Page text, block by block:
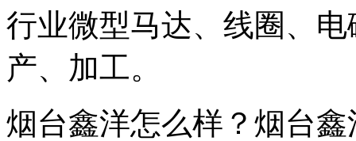
行业微型马达、线圈、
产、加工。
烟台鑫洋怎么样？烟台